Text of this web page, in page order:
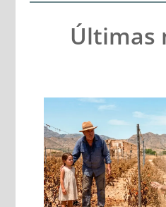
Últimas